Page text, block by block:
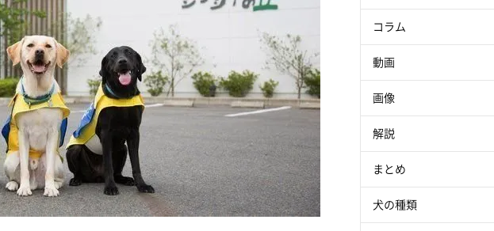
コラム
動画
画像
解説
まとめ
犬の種類